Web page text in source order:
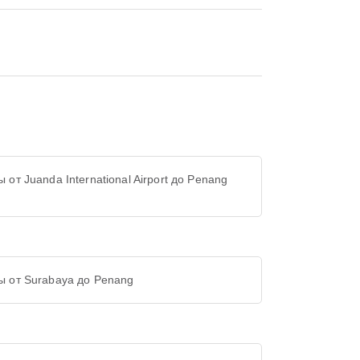
от Juanda International Airport до Penang
от Surabaya до Penang